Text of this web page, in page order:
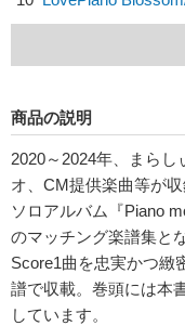
商品の説明
2020～2024年、まら
オ、CM提供楽曲等が
ソロアルバム『Piano
のマッチング楽譜集と
Score1曲を忠実かつ緻
譜で収載。巻頭には本
しています。